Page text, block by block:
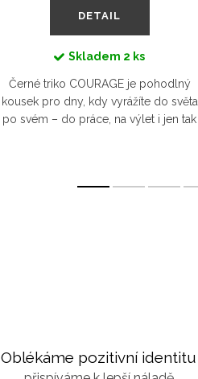
DETAIL
Skladem 2 ks
Černé triko COURAGE je pohodlný
kousek pro dny, kdy vyrážíte do světa
po svém – do práce, na výlet i jen tak
Oblékáme pozitivní identitu